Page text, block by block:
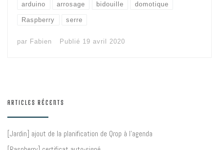
arduino arrosage bidouille domotique
Raspberry serre
par Fabien Publié 19 avril 2020
ARTICLES RÉCENTS
[Jardin] ajout de la planification de Qrop à l’agenda